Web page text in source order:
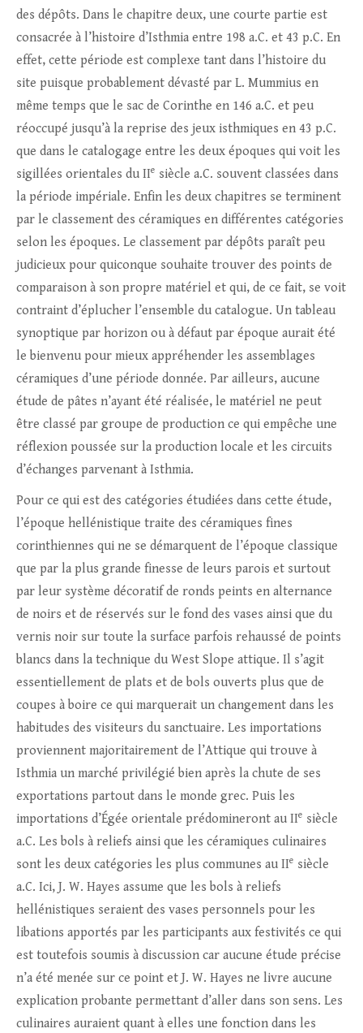
des dépôts. Dans le chapitre deux, une courte partie est
consacrée à l’histoire d’Isthmia entre 198 a.C. et 43 p.C. En
effet, cette période est complexe tant dans l’histoire du
site puisque probablement dévasté par L. Mummius en
même temps que le sac de Corinthe en 146 a.C. et peu
réoccupé jusqu’à la reprise des jeux isthmiques en 43 p.C.
que dans le catalogage entre les deux époques qui voit les
sigillées orientales du IIe siècle a.C. souvent classées dans
la période impériale. Enfin les deux chapitres se terminent
par le classement des céramiques en différentes catégories
selon les époques. Le classement par dépôts paraît peu
judicieux pour quiconque souhaite trouver des points de
comparaison à son propre matériel et qui, de ce fait, se voit
contraint d’éplucher l’ensemble du catalogue. Un tableau
synoptique par horizon ou à défaut par époque aurait été
le bienvenu pour mieux appréhender les assemblages
céramiques d’une période donnée. Par ailleurs, aucune
étude de pâtes n’ayant été réalisée, le matériel ne peut
être classé par groupe de production ce qui empêche une
réflexion poussée sur la production locale et les circuits
d’échanges parvenant à Isthmia.
Pour ce qui est des catégories étudiées dans cette étude,
l’époque hellénistique traite des céramiques fines
corinthiennes qui ne se démarquent de l’époque classique
que par la plus grande finesse de leurs parois et surtout
par leur système décoratif de ronds peints en alternance
de noirs et de réservés sur le fond des vases ainsi que du
vernis noir sur toute la surface parfois rehaussé de points
blancs dans la technique du West Slope attique. Il s’agit
essentiellement de plats et de bols ouverts plus que de
coupes à boire ce qui marquerait un changement dans les
habitudes des visiteurs du sanctuaire. Les importations
proviennent majoritairement de l’Attique qui trouve à
Isthmia un marché privilégié bien après la chute de ses
exportations partout dans le monde grec. Puis les
importations d’Égée orientale prédomineront au IIe siècle
a.C. Les bols à reliefs ainsi que les céramiques culinaires
sont les deux catégories les plus communes au IIe siècle
a.C. Ici, J. W. Hayes assume que les bols à reliefs
hellénistiques seraient des vases personnels pour les
libations apportés par les participants aux festivités ce qui
est toutefois soumis à discussion car aucune étude précise
n’a été menée sur ce point et J. W. Hayes ne livre aucune
explication probante permettant d’aller dans son sens. Les
culinaires auraient quant à elles une fonction dans les